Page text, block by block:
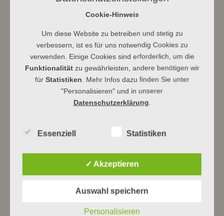
#evangelischrundumdenwilhelmsturm
V O R M E R K E N : Herbstmarkt am
Cookie-Hinweis
Um diese Website zu betreiben und stetig zu
verbessern, ist es für uns notwendig Cookies zu
verwenden. Einige Cookies sind erforderlich, um die
Funktionalitätzu gewährleisten, andere benötigen wir
für Statistiken . Mehr Infos dazu finden Sie unter
"Personalisieren" und in unserer
Datenschutzerklärung
Essenziell Statistiken
✓ Akzeptieren
Auswahl speichern
Personalisieren